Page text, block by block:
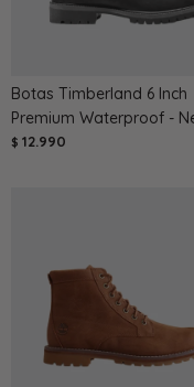
Botas Timberland 6 Inch
Premium Waterproof -
$ 12.990